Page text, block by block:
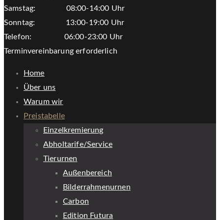
Samstag: 08:00-14:00 Uhr
Sonntag: 13:00-19:00 Uhr
Telefon: 06:00-23:00 Uhr
Terminvereinbarung erforderlich
Home
Über uns
Warum wir
Preistabelle
Einzelkremierung
Abholtarife/Service
Tierurnen
Außenbereich
Bilderrahmenurnen
Carbon
Edition Futura